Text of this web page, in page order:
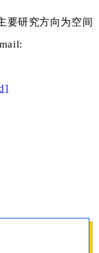
要研究方向为空间